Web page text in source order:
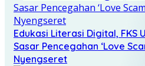
Edukasi Literasi Digital, FKS
Sasar Pencegahan ‘Love
Nyengseret